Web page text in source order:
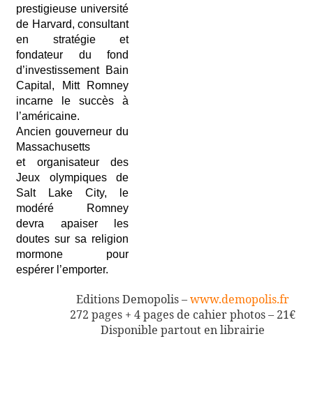
prestigieuse université
de Harvard, consultant
en stratégie et
fondateur du fond
d’investissement Bain
Capital, Mitt Romney
incarne
le succès à
l’américaine.
Ancien gouverneur du
Massachusetts
et organisateur des
Jeux olympiques de
Salt
Lake City, le
modéré Romney
devra apaiser
les
doutes sur sa religion
mormone pour
espérer l’emporter.
Editions Demopolis –www.demopolis.fr
272 pages + 4 pages de cahier photos – 21€
Disponible partout en librairie